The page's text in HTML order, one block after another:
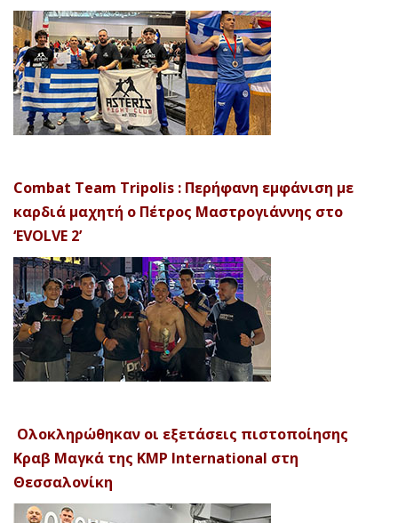
Combat Team Tripolis : Περήφανη εμφάνιση με
καρδιά μαχητή ο Πέτρος Μαστρογιάννης στο
‘EVOLVE 2’
Ολοκληρώθηκαν οι εξετάσεις πιστοποίησης
Κραβ Μαγκά της KMP International στη
Θεσσαλονίκη